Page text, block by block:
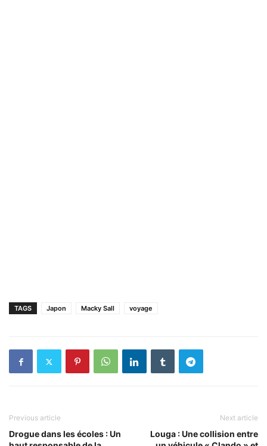
TAGS Japon Macky Sall voyage
Previous article
Drogue dans les écoles : Un
Next article
Louga : Une collision entre